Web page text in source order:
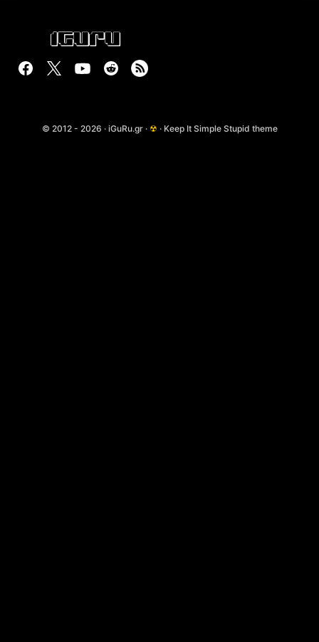
© 2012 - 2026 · iGuRu.gr · ☢ · Keep It Simple Stupid theme